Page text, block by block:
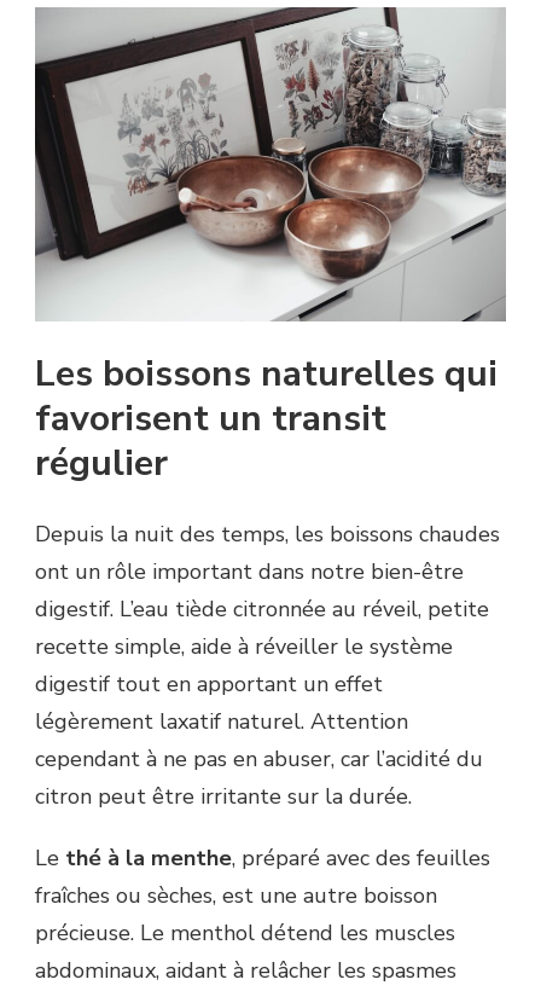
Les boissons naturelles qui
favorisent un transit
régulier
Depuis la nuit des temps, les boissons chaudes
ont un rôle important dans notre bien-être
digestif. L’eau tiède citronnée au réveil, petite
recette simple, aide à réveiller le système
digestif tout en apportant un effet
légèrement laxatif naturel. Attention
cependant à ne pas en abuser, car l’acidité du
citron peut être irritante sur la durée.
Le thé à la menthe, préparé avec des feuilles
fraîches ou sèches, est une autre boisson
précieuse. Le menthol détend les muscles
abdominaux, aidant à relâcher les spasmes